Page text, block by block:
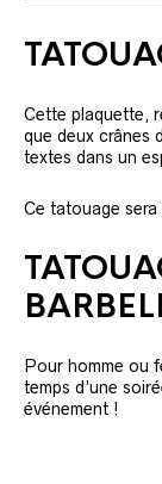
Cette plaquette,
que deux crânes
textes dans un
Ce tatouage
Pour homme ou
temps d’une
événement !